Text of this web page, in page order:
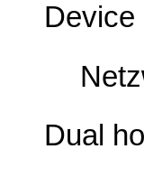
Device
Dual